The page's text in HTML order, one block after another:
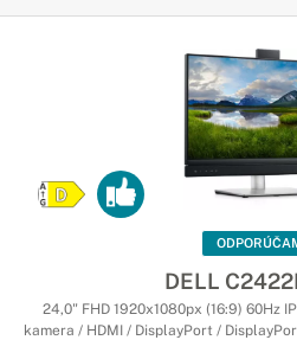
DELL
24,0" FHD 1920x1080px (16:9) 60Hz
kamera / HDMI / DisplayPort /